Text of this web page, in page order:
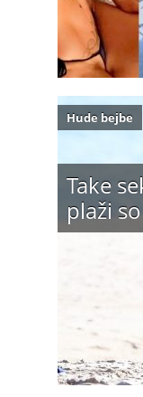
Take
plaži
Hude bejbe